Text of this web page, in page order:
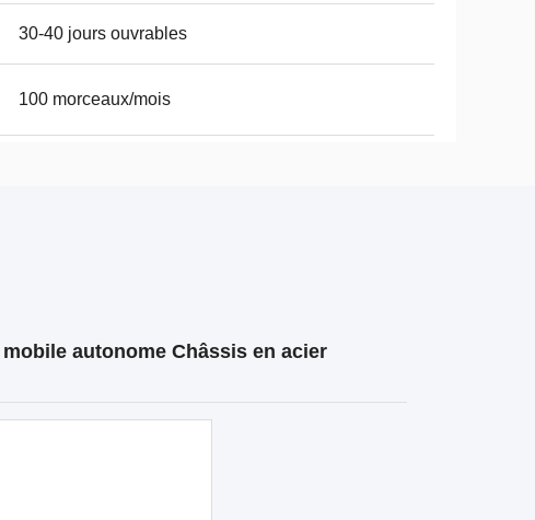
30-40 jours ouvrables
100 morceaux/mois
autonome Châssis en acier